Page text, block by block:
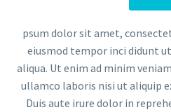
psum dolor sit amet,
eiusmod tempor inci didunt
aliqua. Ut enim ad minim
ullamco laboris nisi ut aliquip
Duis aute irure dolor in